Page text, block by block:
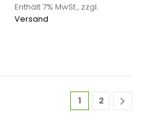
Enthält 7% MwSt., zzgl.
Versand
1 2